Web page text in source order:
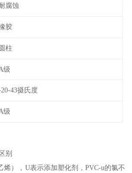
腐蚀
胶
圆柱
级
43摄氏度
级
别
烯），U表示添加塑化剂，PVC-u的氯不